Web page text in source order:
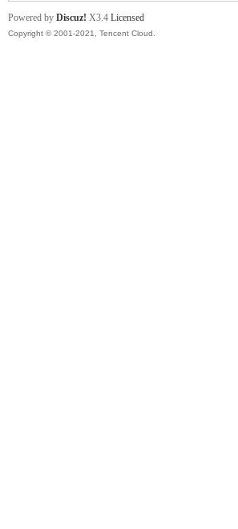
Powered by Discuz! X3.4 Licensed
Copyright © 2001-2021, Tencent Cloud.